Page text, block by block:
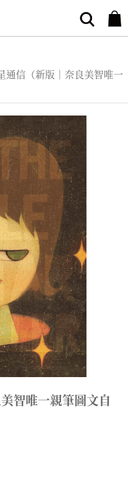
通信（新版｜奈良美智唯一
智唯一親筆圖文自